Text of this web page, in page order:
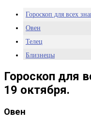
Гороскоп для всех
Овен
Телец
Близнецы
Лев
Дева
Гороскоп для
19 октября.
Овен